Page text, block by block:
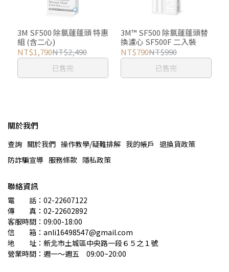
3M SF500 除氯蓮蓬頭 特惠
組 (含二心)
NT$1,790NT$2,490
已售完
3M™ SF500 除氯蓮蓬頭替
換濾心 SF500F 二入裝
NT$790NT$990
已售完
關於我們
查詢 關於我們 操作教學/疑難排解 我的帳戶
退換貨政策
防詐騙宣導 服務條款 隱私政策
聯絡資訊
電　　話：02-22607122
傳　　真：02-22602892
客服時間：09:00-18:00
信　　箱：anli16498547@gmail.com
地　　址：新北市土城區中央路一段６５之１號
營業時間：週一～週五　09:00~20:00